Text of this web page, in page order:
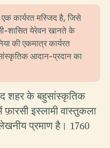
कार्यरत मस्जिद है, जिसे
शासित येरेवन खानते के
की एकमात्र कार्यरत
आदान-प्रदान का
शहर के बहुसांस्कृतिक
इस्लामी वास्तुकला
प्रमाण है। 1760